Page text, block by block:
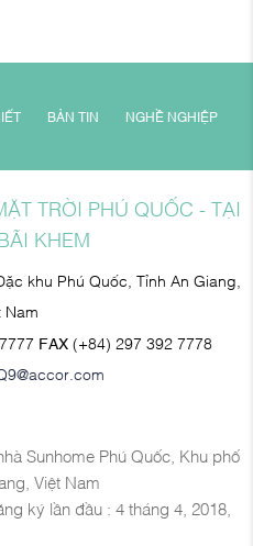
BẢN TIN NGHỀ NGHIỆP
TRỜI PHÚ QUỐC - TẠI
KHEM
khu Phú Quốc, Tỉnh An Giang,
Nam
FAX (+84) 297 392 7778
Sunhome Phú Quốc, Khu phố
Việt Nam
ký lần đầu : 4 tháng 4, 2018,